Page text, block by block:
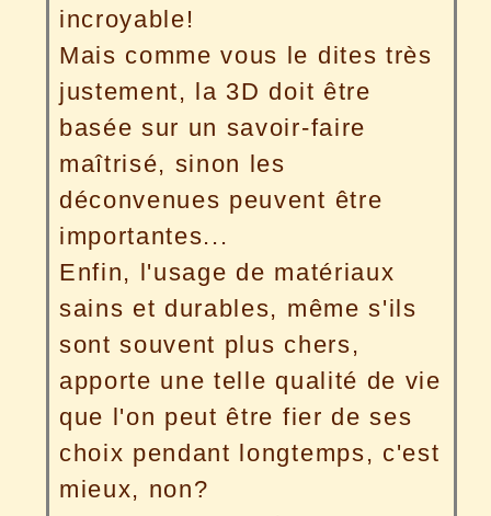
incroyable!
Mais comme vous le dites très
justement, la 3D doit être
basée sur un savoir-faire
maîtrisé, sinon les
déconvenues peuvent être
importantes...
Enfin, l'usage de matériaux
sains et durables, même s'ils
sont souvent plus chers,
apporte une telle qualité de vie
que l'on peut être fier de ses
choix pendant longtemps, c'est
mieux, non?